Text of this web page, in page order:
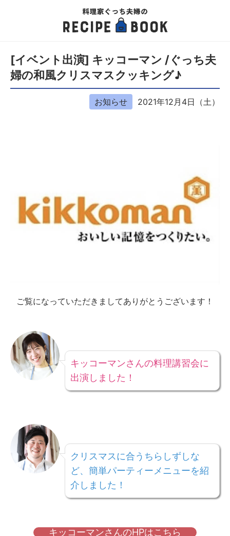
[イベント出演] キッコーマン /ぐっち夫
婦の和風クリスマスクッキング♪
お知らせ 2021年12月4日（土）
ご覧になっていただきましてありがとうございます！
キッコーマンさんの料理講習会に
出演しました！
クリスマスに合うちらしずしな
ど、簡単パーティーメニューを紹
介しました！
キッコーマンさんのHPはこちら